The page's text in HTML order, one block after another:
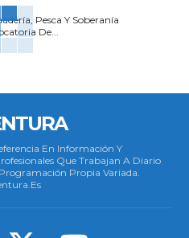
Pesca Y Soberanía
De...
En Información Y
Que Trabajan A Diario
Propia Variada.